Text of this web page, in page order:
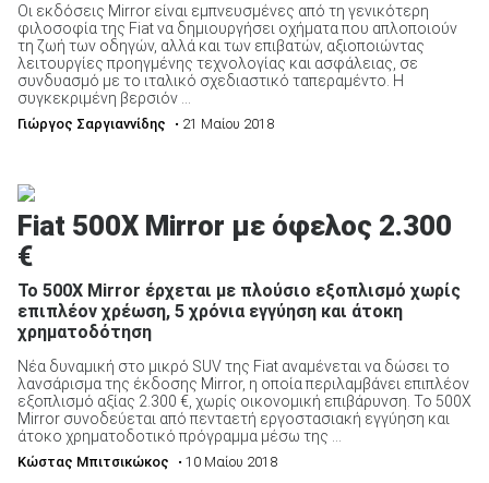
ΑΝΑΖΗΤΗΣΗ
Μεταχειρισμένα
ΑΝΑΖΗΤΗΣΗ
Επιχειρήσεις
ΑΝΑΖΗΤΗΣΗ
Οι εκδόσεις Mirror είναι εμπνευσμένες από τη γενικότερη
φιλοσοφία της Fiat να δημιουργήσει οχήματα που απλοποιούν
τη ζωή των οδηγών, αλλά και των επιβατών, αξιοποιώντας
λειτουργίες προηγμένης τεχνολογίας και ασφάλειας, σε
συνδυασμό με το ιταλικό σχεδιαστικό ταπεραμέντο. Η
συγκεκριμένη βερσιόν ...
Γιώργος Σαργιαννίδης • 21 Μαίου 2018
Fiat 500X Mirror με όφελος 2.300
€
Το 500Χ Mirror έρχεται με πλούσιο εξοπλισμό χωρίς
επιπλέον χρέωση, 5 χρόνια εγγύηση και άτοκη
χρηματοδότηση
Νέα δυναμική στο μικρό SUV της Fiat αναμένεται να δώσει το
λανσάρισμα της έκδοσης Mirror, η οποία περιλαμβάνει επιπλέον
εξοπλισμό αξίας 2.300 €, χωρίς οικονομική επιβάρυνση. Το 500Χ
Mirror συνοδεύεται από πενταετή εργοστασιακή εγγύηση και
άτοκο χρηματοδοτικό πρόγραμμα μέσω της ...
Κώστας Μπιτσικώκος • 10 Μαίου 2018